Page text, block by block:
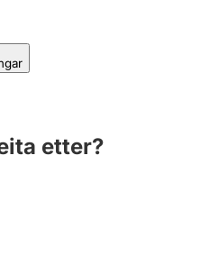
etter?